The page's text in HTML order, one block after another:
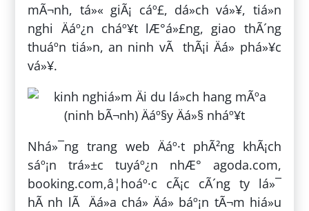
mÃ¬nh, tá»« giÃ¡ cáº£, dá»ch vá»¥, tiá»n
nghi Äáº¿n cháº¥t lÆ°á»£ng, giao thÃ´ng
thuáº­n tiá»n, an ninh vÃ thÃ¡i Äá» phá»¥c
vá»¥.
Nhá»¯ng trang web Äáº·t phÃ²ng khÃ¡ch
sáº¡n trá»±c tuyáº¿n nhÆ° agoda.com,
booking.com,â¦hoáº·c cÃ¡c cÃ´ng ty lá»¯
hÃ nh lÃ Äá»a chá» Äá» báº¡n tÃ¬m hiá»u